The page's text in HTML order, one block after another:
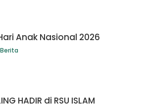
Anak Nasional 2026
Berita
HADIR di RSU ISLAM